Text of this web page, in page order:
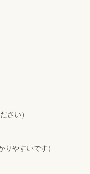
さい）
りやすいです）